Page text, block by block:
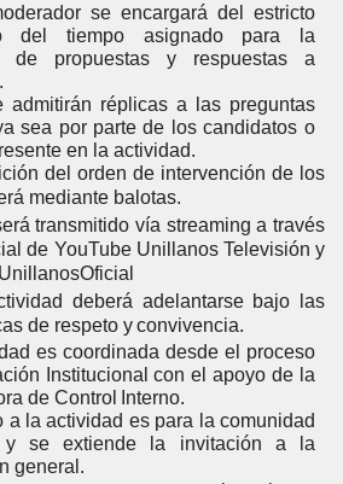
se encargará del estricto
del tiempo asignado para la
de propuestas y respuestas a
admitirán réplicas a las preguntas
sea por parte de los candidatos o
en la actividad.
del orden de intervención de los
mediante balotas.
transmitido vía streaming a través
de YouTube Unillanos Televisión y
deberá adelantarse bajo las
de respeto y convivencia.
es coordinada desde el proceso
Institucional con el apoyo de la
de Control
Interno.
a la actividad es para la comunidad
y se extiende la invitación a la
general.